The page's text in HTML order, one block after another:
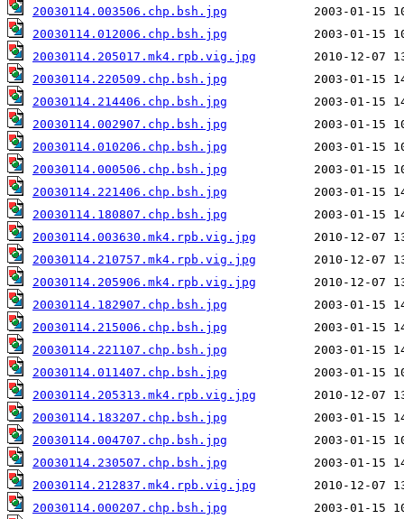
20030114.003506.chp.bsh.jpg
20030114.012006.chp.bsh.jpg
20030114.205017.mk4.rpb.vig.jpg
20030114.220509.chp.bsh.jpg
20030114.214406.chp.bsh.jpg
20030114.002907.chp.bsh.jpg
20030114.010206.chp.bsh.jpg
20030114.000506.chp.bsh.jpg
20030114.221406.chp.bsh.jpg
20030114.180807.chp.bsh.jpg
20030114.003630.mk4.rpb.vig.jpg
20030114.210757.mk4.rpb.vig.jpg
20030114.205906.mk4.rpb.vig.jpg
20030114.182907.chp.bsh.jpg
20030114.215006.chp.bsh.jpg
20030114.221107.chp.bsh.jpg
20030114.011407.chp.bsh.jpg
20030114.205313.mk4.rpb.vig.jpg
20030114.183207.chp.bsh.jpg
20030114.004707.chp.bsh.jpg
20030114.230507.chp.bsh.jpg
20030114.212837.mk4.rpb.vig.jpg
20030114.000207.chp.bsh.jpg